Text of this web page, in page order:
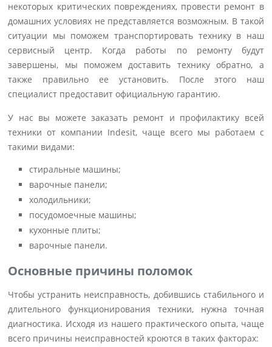
некоторых критических повреждениях, провести ремонт в
домашних условиях не представляется возможным. В такой
ситуации мы поможем транспортировать технику в наш
сервисный центр. Когда работы по ремонту будут
завершены, мы поможем доставить технику обратно, а
также правильно ее установить. После этого наш
специалист предоставит официальную гарантию.
У нас вы можете заказать ремонт и профилактику всей
техники от компании Indesit, чаще всего мы работаем с
такими видами:
стиральные машины;
варочные панели;
холодильники;
посудомоечные машины;
кухонные плиты;
варочные панели.
Основные причины поломок
Чтобы устранить неисправность, добившись стабильного и
длительного функционирования техники, нужна точная
диагностика. Исходя из нашего практического опыта, чаще
всего причины неисправностей кроются в таких факторах: